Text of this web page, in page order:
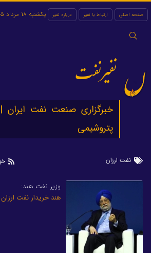
صفحه اصلی ارتباط با نفیر درباره نفیر
جستجو
یکشنبه 18 مرداد 1405
نفیرنفت
خبرگزاری صنعت نفت ایران
پتروشیمی
نفت ارزان
وزیر نفت هند:
هند خریدار نفت